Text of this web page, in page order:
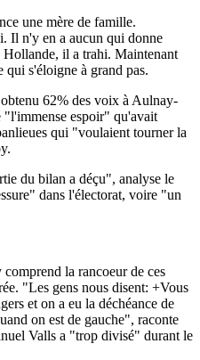
une mère de famille.
Il n'y en a aucun qui donne
il a trahi. Maintenant
s'éloigne à grand pas.
62% des voix à Aulnay-
"l'immense espoir" qu'avait
qui "voulaient tourner la
du bilan a déçu", analyse le
dans l'électorat, voire "un
la rancoeur de ces
"Les gens nous disent: +Vous
et on a eu la déchéance de
on est de gauche", raconte
Valls a "trop divisé" durant le